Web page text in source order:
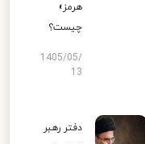
هرمز»
چیست؟
1405/05/
13
دفتر رهبر